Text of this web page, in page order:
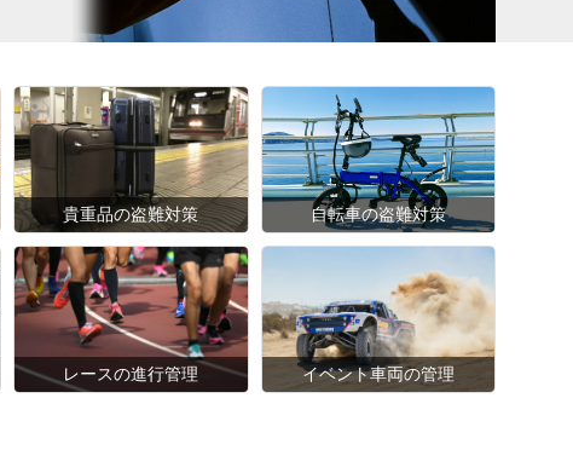
貴重品の盗難対策 自転車の盗難対策
レースの進行管理 イベント車両の管理